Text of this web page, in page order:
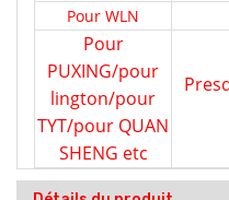
Pour WLN
Pour
PUXING/pour
lington/pour
TYT/pour QUAN
SHENG etc